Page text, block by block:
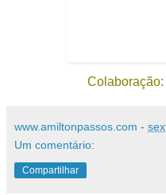
www.amiltonpassos.com -
Um comentário:
Compartilhar